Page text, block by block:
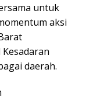
untuk
aksi
daerah.